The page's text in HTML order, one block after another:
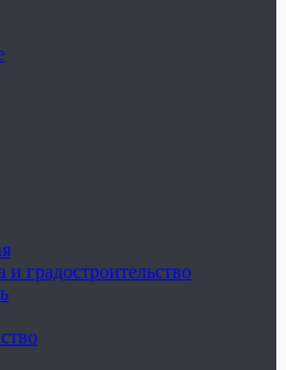
и градостроительство